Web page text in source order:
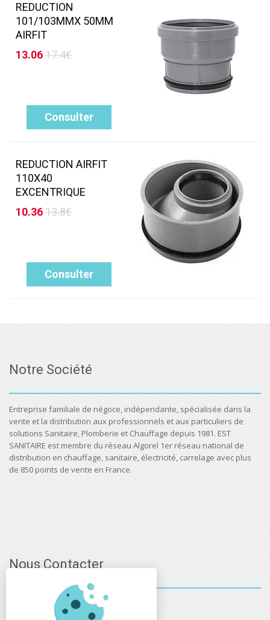
REDUCTION
101/103MMX 50MM
AIRFIT
13.0617.4€
Consulter
REDUCTION AIRFIT
110X40
EXCENTRIQUE
10.3613.8€
Consulter
Notre Société
Entreprise familiale de négoce, indépendante, spécialisée dans la
vente et la distribution aux professionnels et aux particuliers de
solutions Sanitaire, Plomberie et Chauffage depuis 1981. EST
SANITAIRE est membre du réseau Algorel 1er réseau national de
distribution en chauffage, sanitaire, électricité, carrelage avec plus
de 850 points de vente en France.
Nous Contacter
03 - 88 - 32 - 86 - 52